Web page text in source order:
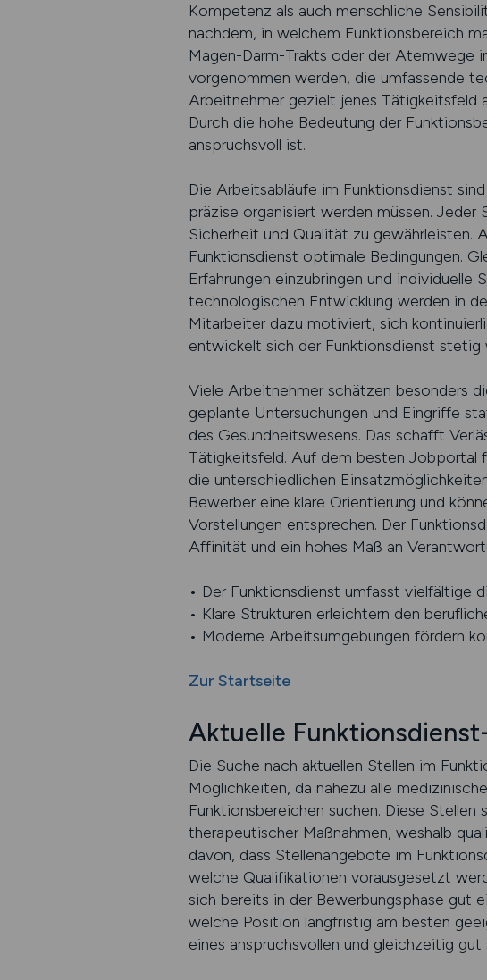
Kompetenz als auch menschliche
nachdem, in welchem Funktionsbereich
Magen-Darm-Trakts oder der Atemwege
vorgenommen werden, die umfassende
Arbeitnehmer gezielt jenes Tätigkeitsfeld
Durch die hohe Bedeutung der
anspruchsvoll ist.
Die Arbeitsabläufe im Funktionsdienst
präzise organisiert werden müssen.
Sicherheit und Qualität zu gewährleisten.
Funktionsdienst optimale Bedingungen.
Erfahrungen einzubringen und
technologischen Entwicklung werden in
Mitarbeiter dazu motiviert, sich
entwickelt sich der Funktionsdienst
Viele Arbeitnehmer schätzen besonders
geplante Untersuchungen und Eingriffe
des Gesundheitswesens. Das schafft
Tätigkeitsfeld. Auf dem besten Jobportal
die unterschiedlichen
Bewerber eine klare Orientierung und
Vorstellungen entsprechen. Der
Affinität und ein hohes Maß an
• Der Funktionsdienst umfasst vielfältige
• Klare Strukturen erleichtern den
• Moderne Arbeitsumgebungen fördern
Zur Startseite
Aktuelle
Die Suche nach aktuellen Stellen im
Möglichkeiten, da nahezu alle
Funktionsbereichen suchen. Diese
therapeutischer Maßnahmen, weshalb
davon, dass Stellenangebote im
welche Qualifikationen vorausgesetzt
sich bereits in der Bewerbungsphase gut
welche Position langfristig am besten
eines anspruchsvollen und gleichzeitig